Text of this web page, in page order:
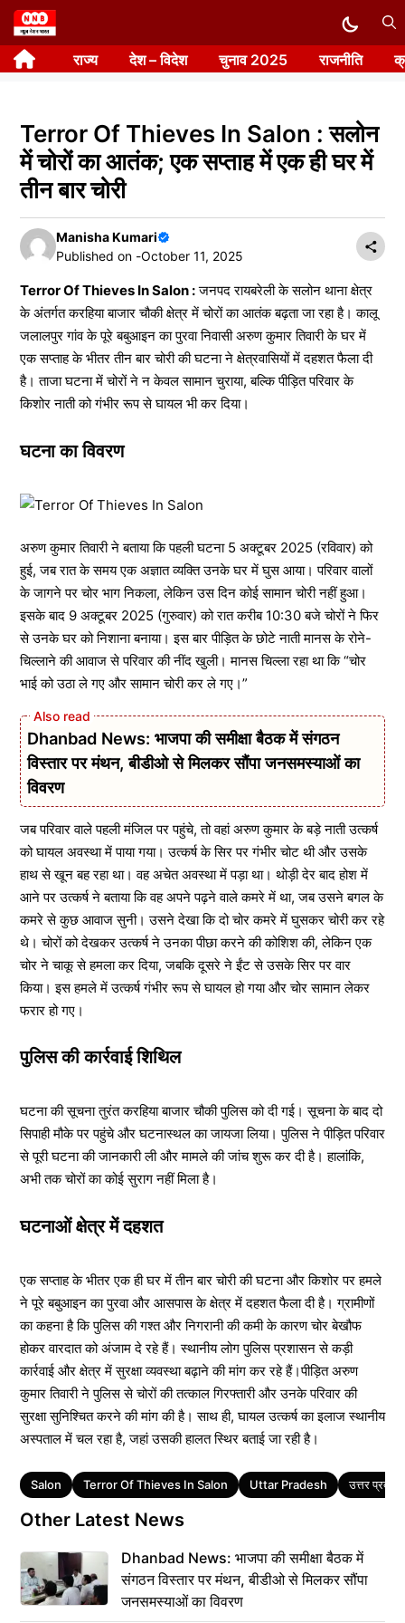
Skip
to
content राज्य देश – विदेश चुनाव 2025 राजनीति
Terror Of Thieves In Salon : सलोन
में चोरों का आतंक; एक सप्ताह में एक ही घर में
तीन बार चोरी
Manisha Kumari
Published on -October 11, 2025
Terror Of Thieves In Salon :जनपद रायबरेली के सलोन थाना क्षेत्र
के अंतर्गत करहिया बाजार चौकी क्षेत्र में चोरों का आतंक बढ़ता जा रहा है। कालू
जलालपुर गांव के पूरे बबुआइन का पुरवा निवासी अरुण कुमार तिवारी के घर में
एक सप्ताह के भीतर तीन बार चोरी की घटना ने क्षेत्रवासियों में दहशत फैला दी
है। ताजा घटना में चोरों ने न केवल सामान चुराया, बल्कि पीड़ित परिवार के
किशोर नाती को गंभीर रूप से घायल भी कर दिया।
घटना का विवरण
अरुण कुमार तिवारी ने बताया कि पहली घटना 5 अक्टूबर 2025 (रविवार) को
हुई, जब रात के समय एक अज्ञात व्यक्ति उनके घर में घुस आया। परिवार वालों
के जागने पर चोर भाग निकला, लेकिन उस दिन कोई सामान चोरी नहीं हुआ।
इसके बाद 9 अक्टूबर 2025 (गुरुवार) को रात करीब 10:30 बजे चोरों ने फिर
से उनके घर को निशाना बनाया। इस बार पीड़ित के छोटे नाती मानस के रोने-
चिल्लाने की आवाज से परिवार की नींद खुली। मानस चिल्ला रहा था कि “चोर
भाई को उठा ले गए और सामान चोरी कर ले गए।”
Dhanbad News: भाजपा की समीक्षा बैठक में संगठन
विस्तार पर मंथन, बीडीओ से मिलकर सौंपा जनसमस्याओं का
विवरण
जब परिवार वाले पहली मंजिल पर पहुंचे, तो वहां अरुण कुमार के बड़े नाती उत्कर्ष
को घायल अवस्था में पाया गया। उत्कर्ष के सिर पर गंभीर चोट थी और उसके
हाथ से खून बह रहा था। वह अचेत अवस्था में पड़ा था। थोड़ी देर बाद होश में
आने पर उत्कर्ष ने बताया कि वह अपने पढ़ने वाले कमरे में था, जब उसने बगल के
कमरे से कुछ आवाज सुनी। उसने देखा कि दो चोर कमरे में घुसकर चोरी कर रहे
थे। चोरों को देखकर उत्कर्ष ने उनका पीछा करने की कोशिश की, लेकिन एक
चोर ने चाकू से हमला कर दिया, जबकि दूसरे ने ईंट से उसके सिर पर वार
किया। इस हमले में उत्कर्ष गंभीर रूप से घायल हो गया और चोर सामान लेकर
फरार हो गए।
पुलिस की कार्रवाई शिथिल
घटना की सूचना तुरंत करहिया बाजार चौकी पुलिस को दी गई। सूचना के बाद दो
सिपाही मौके पर पहुंचे और घटनास्थल का जायजा लिया। पुलिस ने पीड़ित परिवार
से पूरी घटना की जानकारी ली और मामले की जांच शुरू कर दी है। हालांकि,
अभी तक चोरों का कोई सुराग नहीं मिला है।
घटनाओं क्षेत्र में दहशत
एक सप्ताह के भीतर एक ही घर में तीन बार चोरी की घटना और किशोर पर हमले
ने पूरे बबुआइन का पुरवा और आसपास के क्षेत्र में दहशत फैला दी है। ग्रामीणों
का कहना है कि पुलिस की गश्त और निगरानी की कमी के कारण चोर बेखौफ
होकर वारदात को अंजाम दे रहे हैं। स्थानीय लोग पुलिस प्रशासन से कड़ी
कार्रवाई और क्षेत्र में सुरक्षा व्यवस्था बढ़ाने की मांग कर रहे हैं।पीड़ित अरुण
कुमार तिवारी ने पुलिस से चोरों की तत्काल गिरफ्तारी और उनके परिवार की
सुरक्षा सुनिश्चित करने की मांग की है। साथ ही, घायल उत्कर्ष का इलाज स्थानीय
अस्पताल में चल रहा है, जहां उसकी हालत स्थिर बताई जा रही है।
Tags
Salon Terror Of Thieves In Salon Uttar Pradesh उत्तर प्रदेश
Other Latest News
Dhanbad News: भाजपा की समीक्षा बैठक में
संगठन विस्तार पर मंथन, बीडीओ से मिलकर सौंपा
जनसमस्याओं का विवरण